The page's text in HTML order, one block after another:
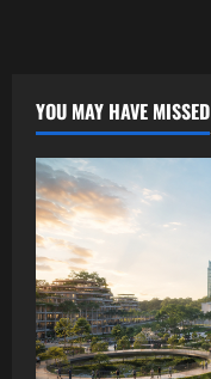
YOU MAY HAVE MISSED